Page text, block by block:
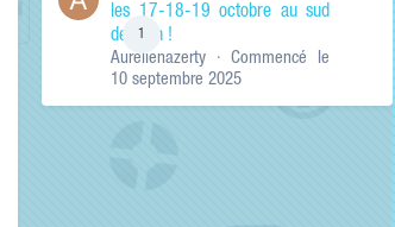
1
les 17-18-19 octobre au sud
de Lyon !
Aurelienazerty · Commencé le
10 septembre 2025